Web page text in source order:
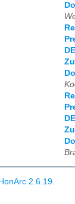
2.6.19.